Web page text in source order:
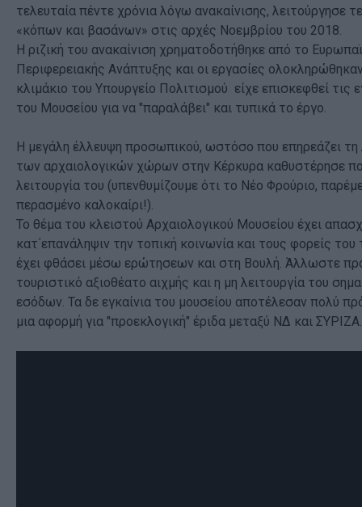
τελευταία πέντε χρόνια λόγω ανακαίνισης, λειτούργησε
«κόπων και βασάνων» στις αρχές Νοεμβρίου του 2018.
Η ριζική του ανακαίνιση χρηματοδοτήθηκε από το
Περιφερειακής Ανάπτυξης και οι εργασίες
κλιμάκιο του Υπουργείο Πολιτισμού είχε επισκεφθεί τις
του Μουσείου για να "παραλάβει" και τυπικά το έργο.
Η μεγάλη έλλευψη προσωπικού, ωστόσο που επηρεάζει τη
των αρχαιολογικών χώρων στην Κέρκυρα καθυστέρησε
λειτουργία του (υπενθυμίζουμε ότι το Νέο Φρούριο,
περασμένο καλοκαίρι!).
Το θέμα του κλειστού Αρχαιολογικού Μουσείου έχει
κατ΄επανάληψιν την τοπική κοινωνία και τους φορείς του
έχει φθάσει μέσω ερώτησεων και στη Βουλή. Άλλωστε
τουριστικό αξιοθέατο αιχμής και η μη λειτουργία του
εσόδων. Τα δε εγκαίνια του μουσείου αποτέλεσαν πολύ
μια αφορμή για "προεκλογική" έριδα μεταξύ ΝΔ και